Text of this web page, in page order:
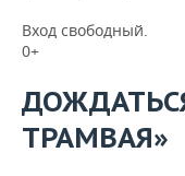
Вход свободный.
0+
ТРАМВАЯ»